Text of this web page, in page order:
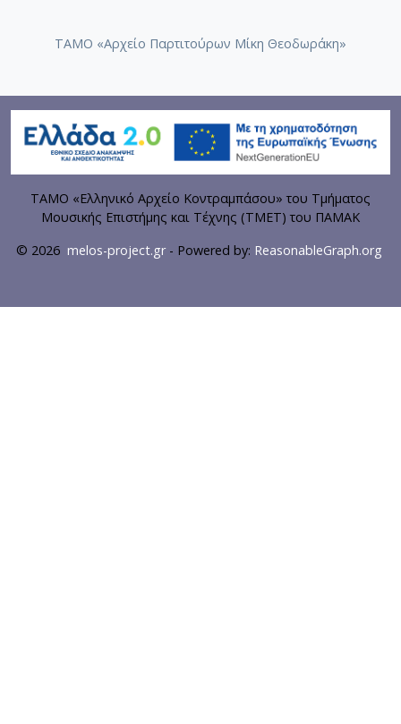
ΤΑΜΟ «Αρχείο Παρτιτούρων Μίκη Θεοδωράκη»
ΤΑΜΟ «Ελληνικό Αρχείο Κοντραμπάσου» του Τμήματος
Μουσικής Επιστήμης και Τέχνης (ΤΜΕΤ) του ΠΑΜΑΚ
© 2026 melos-project.gr- Powered by: ReasonableGraph.org